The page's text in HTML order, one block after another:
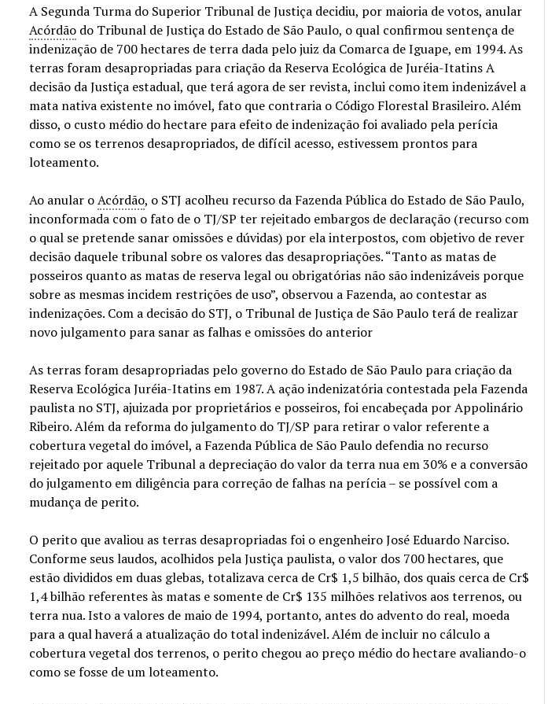
A Segunda Turma do Superior Tribunal de Justiça decidiu, por maioria de votos, anular
Acórdão do Tribunal de Justiça do Estado de São Paulo, o qual confirmou sentença de
indenização de 700 hectares de terra dada pelo juiz da Comarca de Iguape, em 1994. As
terras foram desapropriadas para criação da Reserva Ecológica de Juréia-Itatins A
decisão da Justiça estadual, que terá agora de ser revista, inclui como item indenizável a
mata nativa existente no imóvel, fato que contraria o Código Florestal Brasileiro. Além
disso, o custo médio do hectare para efeito de indenização foi avaliado pela perícia
como se os terrenos desapropriados, de difícil acesso, estivessem prontos para
loteamento.
Ao anular oAcórdão, o STJ acolheu recurso da Fazenda Pública do Estado de São Paulo,
inconformada com o fato de o TJ/SP ter rejeitado embargos de declaração (recurso com
o qual se pretende sanar omissões e dúvidas) por ela interpostos, com objetivo de rever
decisão daquele tribunal sobre os valores das desapropriações. “Tanto as matas de
posseiros quanto as matas de reserva legal ou obrigatórias não são indenizáveis porque
sobre as mesmas incidem restrições de uso”, observou a Fazenda, ao contestar as
indenizações. Com a decisão do STJ, o Tribunal de Justiça de São Paulo terá de realizar
novo julgamento para sanar as falhas e omissões do anterior
As terras foram desapropriadas pelo governo do Estado de São Paulo para criação da
Reserva Ecológica Juréia-Itatins em 1987. A ação indenizatória contestada pela Fazenda
paulista no STJ, ajuizada por proprietários e posseiros, foi encabeçada por Appolinário
Ribeiro. Além da reforma do julgamento do TJ/SP para retirar o valor referente a
cobertura vegetal do imóvel, a Fazenda Pública de São Paulo defendia no recurso
rejeitado por aquele Tribunal a depreciação do valor da terra nua em 30% e a conversão
do julgamento em diligência para correção de falhas na perícia – se possível com a
mudança de perito.
O perito que avaliou as terras desapropriadas foi o engenheiro José Eduardo Narciso.
Conforme seus laudos, acolhidos pela Justiça paulista, o valor dos 700 hectares, que
estão divididos em duas glebas, totalizava cerca de Cr$ 1,5 bilhão, dos quais cerca de Cr$
1,4 bilhão referentes às matas e somente de Cr$ 135 milhões relativos aos terrenos, ou
terra nua. Isto a valores de maio de 1994, portanto, antes do advento do real, moeda
para a qual haverá a atualização do total indenizável. Além de incluir no cálculo a
cobertura vegetal dos terrenos, o perito chegou ao preço médio do hectare avaliando-o
como se fosse de um loteamento.